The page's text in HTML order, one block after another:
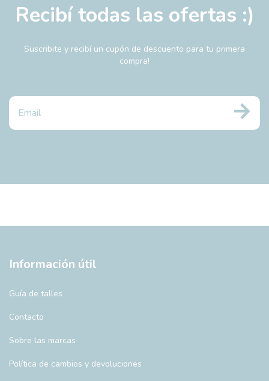
Recibí todas las ofertas :)
Suscribite y recibí un cupón de descuento para tu primera
compra!
Información útil
Guía de talles
Contacto
Sobre las marcas
Política de cambios y devoluciones